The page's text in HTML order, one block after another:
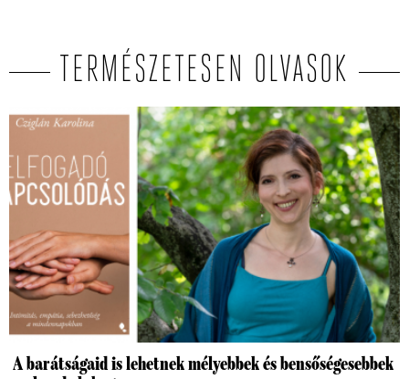
TERMÉSZETESEN OLVASOK
A barátságaid is lehetnek mélyebbek és bensőségesebbek